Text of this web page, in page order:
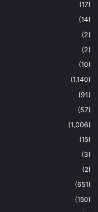
(17)
(14)
(2)
(2)
(10)
(1,140)
(91)
(57)
(1,006)
(15)
(3)
(2)
(651)
(150)